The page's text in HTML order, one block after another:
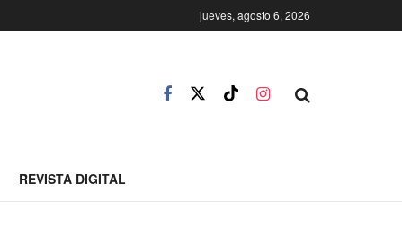
jueves, agosto 6, 2026
REVISTA DIGITAL